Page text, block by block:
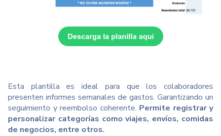
Esta plantilla es ideal para que los colaboradores
presenten informes semanales de gastos. Garantizando un
seguimiento y reembolso coherente. Permite registrar y
personalizar categorías como viajes, envíos, comidas
de negocios, entre otros.